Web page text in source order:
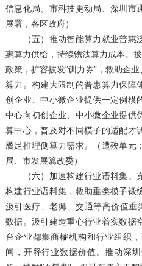
信息化局、市科技更动局、深圳市
展署，各区政府）
（五）推动智能算力就业普惠
惠算力供给，持续镌汰算力成本。
政策，扩容披发“训力券”，救助企
算力。构建大限制的普惠算力保障
创企业、中小微企业提供一定例模
中心向初创企业、中小微企业提供
算中心，普及对不同模子的适配才
餍足推理侧算力需求。（遭殃单元
局、市发展篡改委）
（六）加速构建行业语料集。
构建行业语料集，救助垂类模子锻
汲引医疗、老师、交通等高价值垂
数据。汲引建造重心行业着实数据
台企业都集商榷机构和行业组织
间，开释行业数据价值。推动深